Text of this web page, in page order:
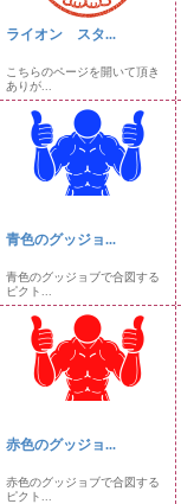
ライオン スタ...
こちらのページを開いて頂き
ありが...
青色のグッジョ...
青色のグッジョブで合図する
ピクト...
赤色のグッジョ...
赤色のグッジョブで合図する
ピクト...